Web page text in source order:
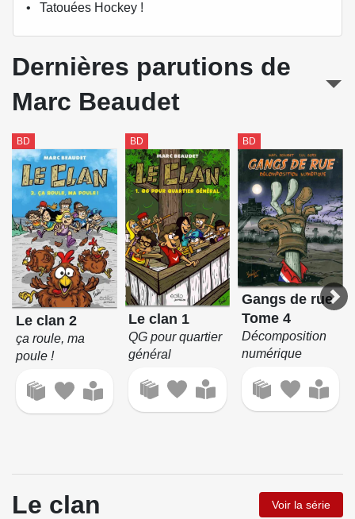
Tatouées Hockey !
Dernières parutions de
Marc Beaudet
BD
Le clan 2
ça roule, ma
poule !
BD
Le clan 1
QG pour quartier
général
BD
Gangs de rue
Tome 4
Décomposition
numérique
Le clan Voir la série